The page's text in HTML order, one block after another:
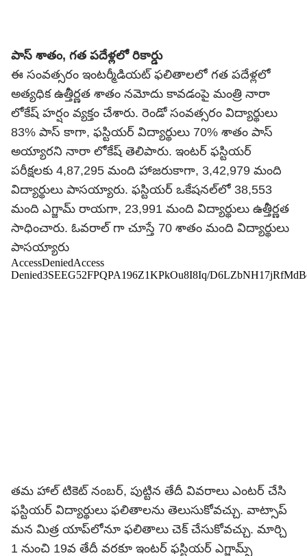
పాస్ శాతం, గత పదేళ్లలో రికార్డు
ఈ సంవత్సరం ఇంటర్మీడియట్ ఫలితాలలో గత పదేళ్లలో
అత్యధిక ఉత్తీర్ణత శాతం నమోదు కావడంపై మంత్రి నారా
లోకేష్ హర్షం వ్యక్తం చేశారు. రెండో సంవత్సరం విద్యార్థులు
83% పాస్ కాగా, ఫస్టియర్ విద్యార్థులు 70% శాతం పాస్
అయ్యారని నారా లోకేష్ తెలిపారు. ఇంటర్ ఫస్టియర్
పరీక్షలకు 4,87,295 మంది హాజరుకాగా, 3,42,979 మంది
విద్యార్థులు పాసయ్యారు. ఫస్టియర్ ఒకేషనల్‌లో 38,553
మంది ఎగ్జామ్ రాయగా, 23,991 మంది విద్యార్థులు ఉత్తీర్ణత
సాధించారు. ఓవరాల్ గా చూస్తే 70 శాతం మంది విద్యార్థులు
పాసయ్యారు
తమ హాల్ టికెట్ నంబర్, పుట్టిన తేదీ వివరాలు ఎంటర్ చేసి
ఫస్టియర్ విద్యార్థులు ఫలితాలను తెలుసుకోవచ్చు. వాట్సాప్
మన మిత్ర యాప్‌లోనూ ఫలితాలు చెక్ చేసుకోవచ్చు. మార్చి
1 నుంచి 19వ తేదీ వరకూ ఇంటర్ ఫస్టియర్ ఎగ్జామ్స్